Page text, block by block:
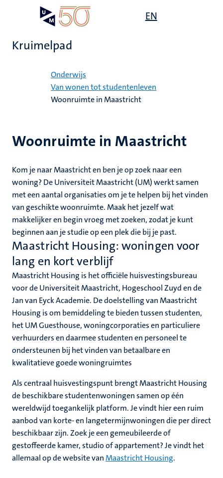
EN
Kruimelpad
Onderwijs
Van wonen tot studentenleven
Woonruimte in Maastricht
Woonruimte in Maastricht
Kom je naar Maastricht en ben je op zoek naar een
woning? De Universiteit Maastricht (UM) werkt samen
met een aantal organisaties om je te helpen bij het vinden
van geschikte woonruimte. Maak het jezelf wat
makkelijker en begin vroeg met zoeken, zodat je kunt
beginnen aan je studie op een plek die bij je past.
Maastricht Housing: woningen voor
lang en kort verblijf
Maastricht Housing is het officiële huisvestingsbureau
voor de Universiteit Maastricht, Hogeschool Zuyd en de
Jan van Eyck Academie. De doelstelling van Maastricht
Housing is om bemiddeling te bieden tussen studenten,
het UM Guesthouse, woningcorporaties en particuliere
verhuurders en daarmee studenten en personeel te
ondersteunen bij het vinden van betaalbare en
kwalitatieve goede woningruimtes
Als centraal huisvestingspunt brengt Maastricht Housing
de beschikbare studentenwoningen samen op één
wereldwijd toegankelijk platform. Je vindt hier een ruim
aanbod van korte- en langetermijnwoningen die per direct
beschikbaar zijn. Zoek je een gemeubileerde of
gestoffeerde kamer, studio of appartement? Je vindt het
allemaal op de website vanMaastricht Housing.